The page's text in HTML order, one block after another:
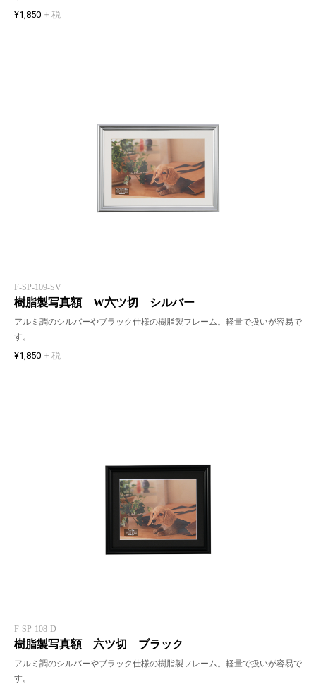
¥1,850 + 税
F-SP-109-SV
樹脂製写真額 W六ツ切 シルバー
アルミ調のシルバーやブラック仕様の樹脂製フレーム。軽量で扱いが容易で
す。
¥1,850 + 税
F-SP-108-D
樹脂製写真額 六ツ切 ブラック
アルミ調のシルバーやブラック仕様の樹脂製フレーム。軽量で扱いが容易で
す。